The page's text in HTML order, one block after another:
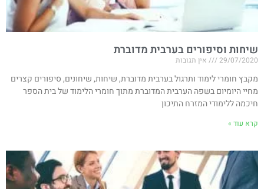
שיחות וסיפורים בערבית מדוברת
29/07/2020 אין תגובות
מקבץ חומרי לימוד ותרגול בערבית מדוברת, שיחות, שיחונים, סיפורים קצרים
מחיי היומיום בשפה הערבית המדוברת מתוך חומרי הלימוד של בית הספר
חיכמה ללימודי המזרח התיכון
קרא עוד »